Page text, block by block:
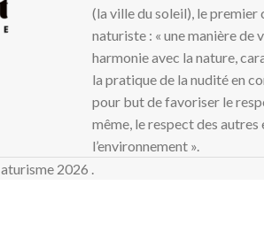
(la ville du soleil), le premier
naturiste : « une manière de
harmonie avec la nature,
la pratique de la nudité en
pour but de favoriser le
même, le respect des autres
l’environnement ».
2026 .